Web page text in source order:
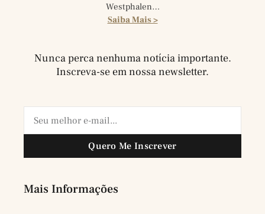
Westphalen…
Saiba Mais >
Nunca perca nenhuma notícia importante.
Inscreva-se em nossa newsletter.
Quero Me Inscrever
Mais Informações